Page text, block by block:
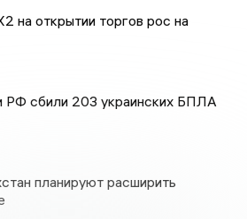
на открытии торгов рос на
РФ сбили 203 украинских БПЛА
планируют расширить